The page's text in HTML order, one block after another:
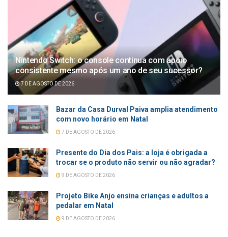
Nintendo Switch: o console continua com apoio
consistente mesmo após um ano de seu sucessor?
7 DE AGOSTO DE 2026
Bazar da Casa Durval Paiva amplia atendimento
com novo horário em Natal
7 DE AGOSTO DE 2026
Presente do Dia dos Pais: a loja é obrigada a
trocar se o produto não servir ou não agradar?
9 DE AGOSTO DE 2026
Projeto Bike Anjo ensina crianças e adultos a
pedalar em Natal
9 DE AGOSTO DE 2026